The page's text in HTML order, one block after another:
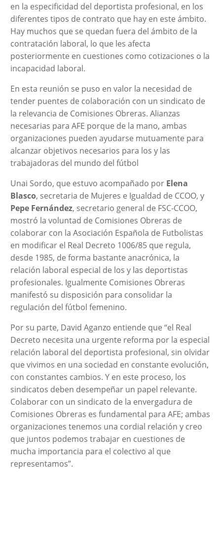
en la especificidad del deportista profesional, en los
diferentes tipos de contrato que hay en este ámbito.
Hay muchos que se quedan fuera del ámbito de la
contratación laboral, lo que les afecta
posteriormente en cuestiones como cotizaciones o la
incapacidad laboral.
En esta reunión se puso en valor la necesidad de
tender puentes de colaboración con un sindicato de
la relevancia de Comisiones Obreras. Alianzas
necesarias para AFE porque de la mano, ambas
organizaciones pueden ayudarse mutuamente para
alcanzar objetivos necesarios para los y las
trabajadoras del mundo del fútbol
Unai Sordo, que estuvo acompañado por Elena
Blasco, secretaria de Mujeres e Igualdad de CCOO, y
Pepe Fernández, secretario general de FSC-CCOO,
mostró la voluntad de Comisiones Obreras de
colaborar con la Asociación Española de Futbolistas
en modificar el Real Decreto 1006/85 que regula,
desde 1985, de forma bastante anacrónica, la
relación laboral especial de los y las deportistas
profesionales. Igualmente Comisiones Obreras
manifestó su disposición para consolidar la
regulación del fútbol femenino.
Por su parte, David Aganzo entiende que “el Real
Decreto necesita una urgente reforma por la especial
relación laboral del deportista profesional, sin olvidar
que vivimos en una sociedad en constante evolución,
con constantes cambios. Y en este proceso, los
sindicatos deben desempeñar un papel relevante.
Colaborar con un sindicato de la envergadura de
Comisiones Obreras es fundamental para AFE; ambas
organizaciones tenemos una cordial relación y creo
que juntos podemos trabajar en cuestiones de
mucha importancia para el colectivo al que
representamos”.